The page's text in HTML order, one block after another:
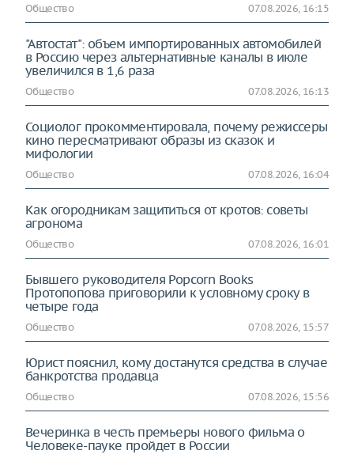
Общество 07.08.2026, 16:15
"Автостат": объем импортированных автомобилей
в Россию через альтернативные каналы в июле
увеличился в 1,6 раза
Общество 07.08.2026, 16:13
Социолог прокомментировала, почему режиссеры
кино пересматривают образы из сказок и
мифологии
Общество 07.08.2026, 16:04
Как огородникам защититься от кротов: советы
агронома
Общество 07.08.2026, 16:01
Бывшего руководителя Popcorn Books
Протопопова приговорили к условному сроку в
четыре года
Общество 07.08.2026, 15:57
Юрист пояснил, кому достанутся средства в случае
банкротства продавца
Общество 07.08.2026, 15:56
Вечеринка в честь премьеры нового фильма о
Человеке-пауке пройдет в России